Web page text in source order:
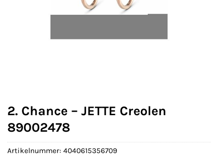
2. Chance – JETTE Creolen
89002478
Artikelnummer: 4040615356709